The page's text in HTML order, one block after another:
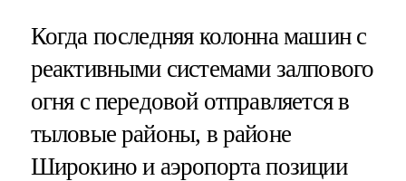
Когда последняя колонна машин с
реактивными системами залпового
огня с передовой отправляется в
тыловые районы, в районе
Широкино и аэропорта позиции